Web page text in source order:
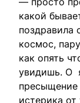
какой
поздравила
космос,
как опять
увидишь. О
пресыщение
истерика от